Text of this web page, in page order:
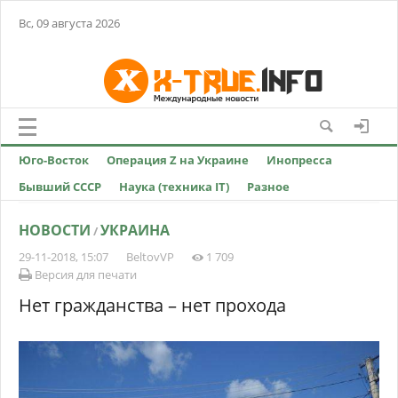
Вс, 09 августа 2026
Юго-Восток Операция Z на Украине
Инопресса
Бывший СССР
Наука (техника IT) Разное
НОВОСТИ /УКРАИНА
29-11-2018, 15:07 BeltovVP
1 709
Версия для печати
Нет гражданства – нет прохода